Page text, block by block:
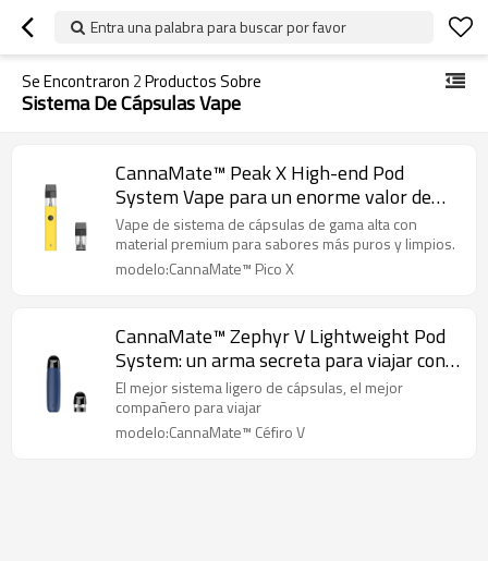
Entra una palabra para buscar por favor
Se Encontraron 2Productos Sobre
Sistema De Cápsulas Vape
CannaMate™ Peak X High-end Pod
System Vape para un enorme valor de
mercado
Vape de sistema de cápsulas de gama alta con
material premium para sabores más puros y limpios.
modelo:CannaMate™ Pico X
CannaMate™ Zephyr V Lightweight Pod
System: un arma secreta para viajar con
vape
El mejor sistema ligero de cápsulas, el mejor
compañero para viajar
modelo:CannaMate™ Céfiro V